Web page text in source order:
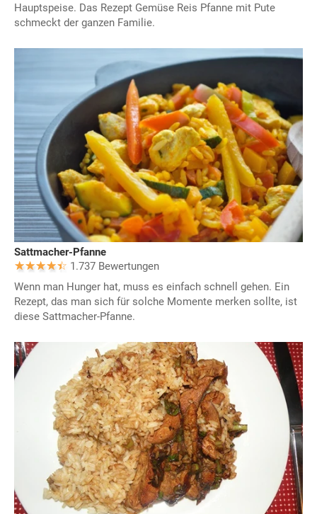
Hauptspeise. Das Rezept Gemüse Reis Pfanne mit Pute
schmeckt der ganzen Familie.
Sattmacher-Pfanne
1.737 Bewertungen
Wenn man Hunger hat, muss es einfach schnell gehen. Ein
Rezept, das man sich für solche Momente merken sollte, ist
diese Sattmacher-Pfanne.